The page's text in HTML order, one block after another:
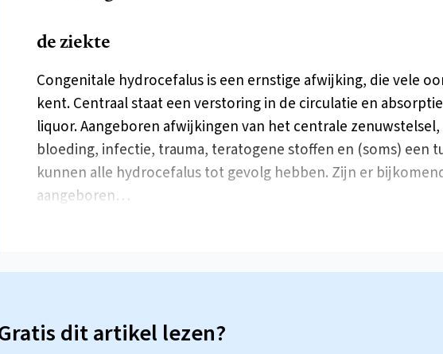
de ziekte
Congenitale hydrocefalus is een ernstige afwijking, die vele
kent. Centraal staat een verstoring in de circulatie en
liquor. Aangeboren afwijkingen van het centrale
bloeding, infectie, trauma, teratogene stoffen en (soms) een
kunnen alle hydrocefalus tot gevolg hebben. Zijn er
aangeboren…
dit artikel lezen?